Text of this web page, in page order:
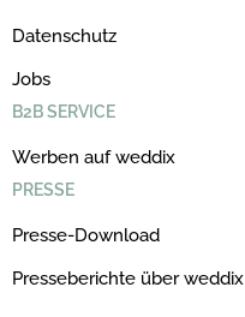
Datenschutz
Jobs
B2B SERVICE
Werben auf weddix
PRESSE
Presse-Download
Presseberichte über weddix